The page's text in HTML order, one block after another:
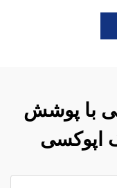
با پوشش
اپوکسی